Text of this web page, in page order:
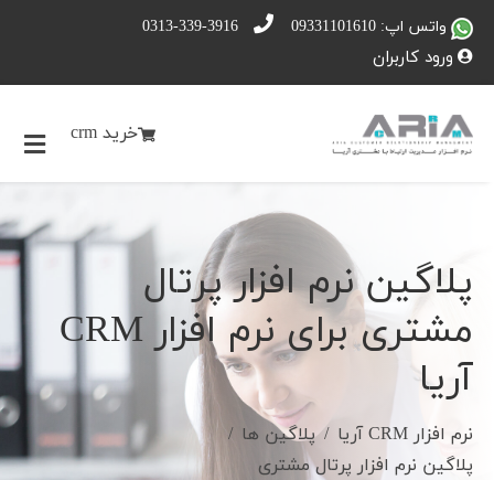
واتس اپ: 09331101610 0313-339-3916
ورود کاربران
خرید crm
پلاگین نرم افزار پرتال
مشتری برای نرم افزار CRM
آریا
نرم افزار CRM آریا
پلاگین ها
پلاگین نرم افزار پرتال مشتری